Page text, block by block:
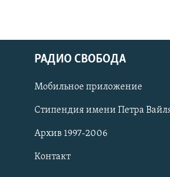
СОЦИАЛЬНЫЕ СЕТИ
РАДИО СВОБОДА
Мобильное приложение
Стипендия имени Петра
Архив 1997-2006
Контакт